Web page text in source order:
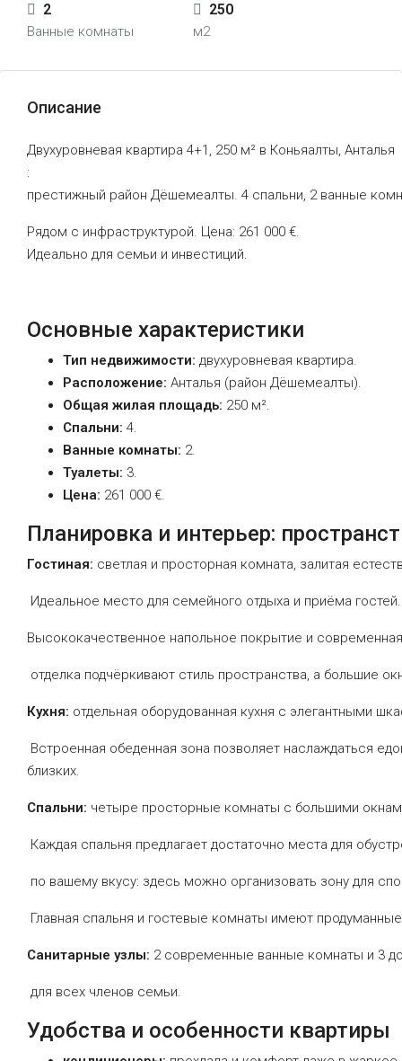
2
Ванные комнаты
250
м2
Описание
Двухуровневая квартира 4+1, 250 м² в Коньяалты, Анталья
:
престижный район Дёшемеалты. 4 спальни, 2ванные
Рядом с инфраструктурой. Цена: 261 000 €.
Идеально для семьи и инвестиций.
Основные характеристики
Тип недвижимости: двухуровневая квартира.
Расположение: Анталья (район Дёшемеалты).
Общая жилая площадь: 250 м².
Спальни: 4.
Ванные комнаты: 2.
Туалеты: 3.
Цена: 261 000 €.
Планировка и интерьер:
Гостиная: светлая и просторная комната, залитая
Идеальное место для семейного отдыха и приёма гостей.
Высококачественное напольное покрытие и современная
отделка подчёркивают стиль пространства, а большие
Кухня: отдельная оборудованная кухня с элегантными
Встроенная обеденная зона позволяет наслаждаться
близких.
Спальни: четыре просторные комнаты с большими
Каждая спальня предлагает достаточно места для
по вашему вкусу: здесь можно организовать зону для
Главная спальня и гостевые комнаты имеют продуманные
Санитарные узлы: 2современные ванные комнаты и 3
для всех членов семьи.
Удобства и особенности квартиры